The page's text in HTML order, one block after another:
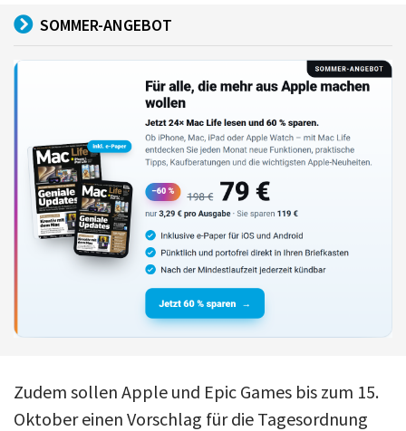
SOMMER-ANGEBOT
Zudem sollen Apple und Epic Games bis zum 15.
Oktober einen Vorschlag für die Tagesordnung